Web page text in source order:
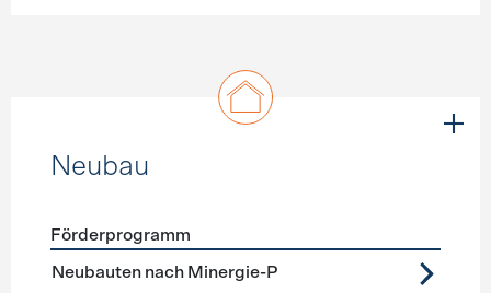
Neubau
Förderprogramme Neubau
Förderprogramm
Neubauten nach Minergie-P